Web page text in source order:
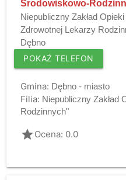
Środowiskowo-
Niepubliczny Zakład Opieki
Zdrowotnej Lekarzy
Dębno
POKAŻ TELEFON
Gmina: Dębno - miasto
Filia: Niepubliczny Zakład
Rodzinnych"
gradeOcena: 0.0